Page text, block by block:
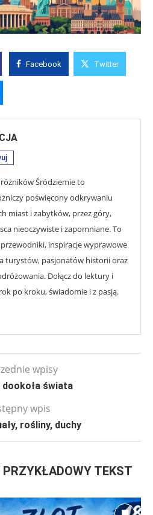
Facebook Twitter
Śródziemie to
poświęcony odkrywaniu
miast i zabytków, przez góry,
nieoczywiste i zapomniane. To
inspiracje wyprawowe
turystów, pasjonatów historii oraz
Dołącz do lektury i
po kroku, świadomie i z pasją.
wpisy
dookoła świata
wpis
rośliny, duchy
TEKST